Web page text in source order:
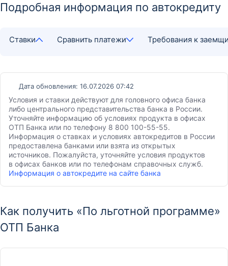
Подробная информация по автокредиту
Ставки Сравнить платежи Требования к
Дата обновления: 16.07.2026 07:42
Условия и ставки действуют для головного офиса банка
либо центрального представительства банка в России.
Уточняйте информацию об условиях продукта в офисах
ОТП Банка или по телефону 8 800 100-55-55.
Информация о ставках и условиях автокредитов в России
предоставлена банками или взята из открытых
источников. Пожалуйста, уточняйте условия продуктов
в офисах банков или по телефонам справочных служб.
Информация о автокредите на сайте банка
Как получить «По льготной программе»
ОТП Банка